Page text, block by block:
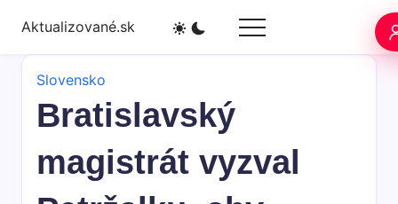
content
Aktualizované.sk
Slovensko
Bratislavský
magistrát vyzval